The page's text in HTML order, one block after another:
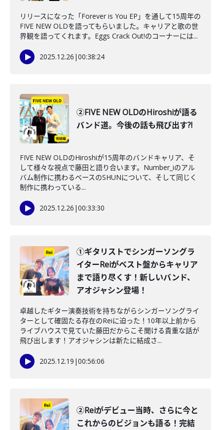
リリースになった「Forever is You EP」を通して15周年の
FIVE NEW OLDを語ってもらいました。キャリアと歌の世
界観を語ってくれます。Eggs Crack Out!のコーナーには...
2025.12.26 |00:38:24
②FIVE NEW OLDのHiroshiが語る
バンド道。今後の話も飛び出す?!
FIVE NEW OLDのHiroshiが15周年のバンドキャリア、そ
して様々な視点で藤田と語り合います。Number_iのアル
バム制作に携わるベースのSHUNについて、そして同じく
制作に携わっている...
2025.12.26 |00:33:30
①ギタリストでシンガーソングラ
イターReiがベスト盤からキャリア
まで語り尽くす！新しいバンド、
アオジャシン登場！
卓越したギター演奏技術を持ちながらシンガーソングライ
ターとして確固たる存在のReiに迫った！10年以上前から
ライブハウスで見ていた藤田だからこそ聞ける貴重な話が
飛び出します！アオジャシンは新たに結成さ...
2025.12.19 |00:56:06
②Reiがデビュー当時、さらに今と
これからのビジョンも語る！完結